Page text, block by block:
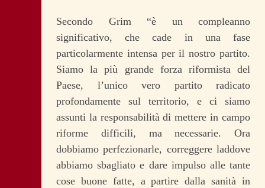
Secondo Grim “è un compleanno
significativo, che cade in una fase
particolarmente intensa per il nostro partito.
Siamo la più grande forza riformista del
Paese, l’unico vero partito radicato
profondamente sul territorio, e ci siamo
assunti la responsabilità di mettere in campo
riforme difficili, ma necessarie. Ora
dobbiamo perfezionarle, correggere laddove
abbiamo sbagliato e dare impulso alle tante
cose buone fatte, a partire dalla sanità in